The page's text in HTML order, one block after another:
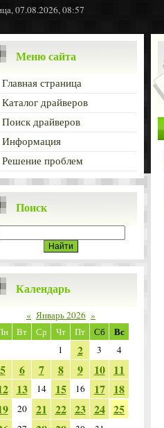
07.08.2026, 08:57
Меню сайта
Главная страница
Каталог драйверов
Поиск драйверов
Информация
Решение проблем
Поиск
Календарь
« Январь 2026 »
Вт Ср Чт Пт Сб Вс
1 2 3 4
5 6 7 8 9 10 11
13 14 15 16 17 18
20 21 22 23 24 25